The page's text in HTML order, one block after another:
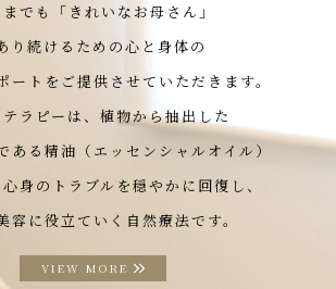
でも「きれいなお母さん」
り続けるための心と身体の
ートをご提供させていただきます。
テラピーは、植物から抽出した
ある精油（エッセンシャルオイル）
身のトラブルを穏やかに回復し、
容に役立ていく自然療法です。
VIEW MORE